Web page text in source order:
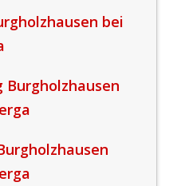
bei
Burgholzhausen